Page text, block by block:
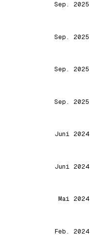
Sep. 2025
Sep. 2025
Sep. 2025
Sep. 2025
Juni 2024
Juni 2024
Mai 2024
Feb. 2024